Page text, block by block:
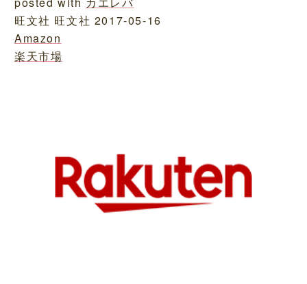
旺文社 旺文社 2017-05-16
Amazon
楽天市場